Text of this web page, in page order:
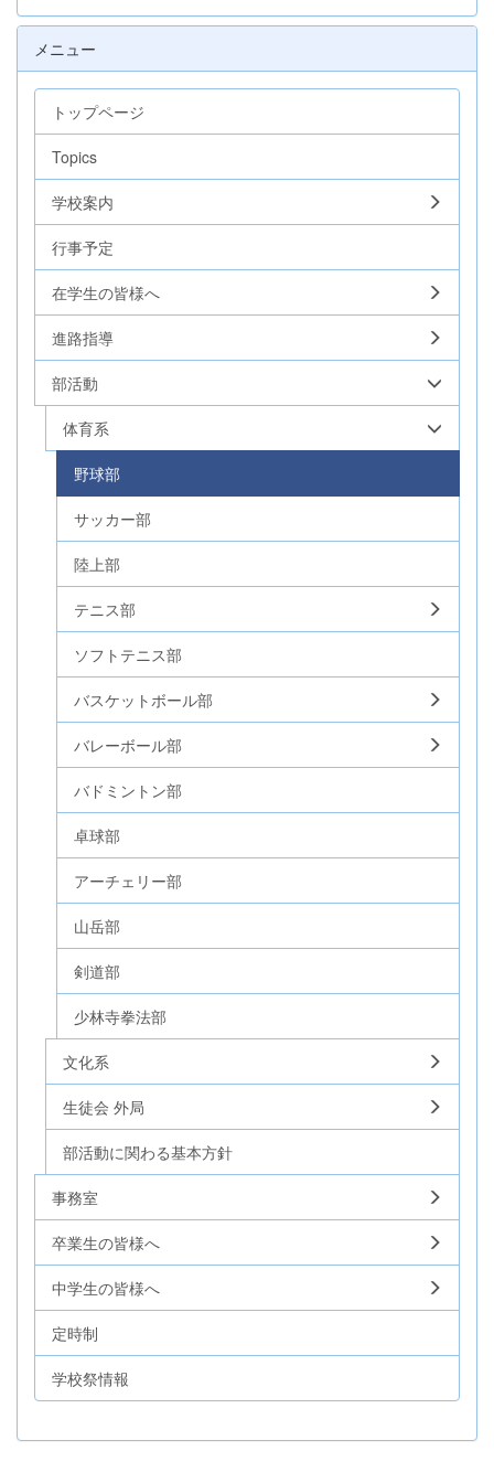
メニュー
トップページ
Topics
学校案内
行事予定
在学生の皆様へ
進路指導
部活動
体育系
野球部
サッカー部
陸上部
テニス部
ソフトテニス部
バスケットボール部
バレーボール部
バドミントン部
卓球部
アーチェリー部
山岳部
剣道部
少林寺拳法部
文化系
生徒会 外局
部活動に関わる基本方針
事務室
卒業生の皆様へ
中学生の皆様へ
定時制
学校祭情報